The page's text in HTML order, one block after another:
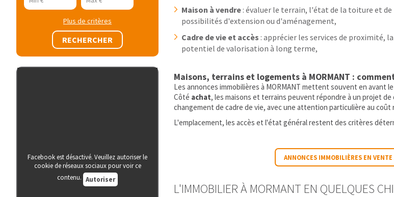
Plus de critères
Facebook est désactivé. Veuillez autoriser le
cookie de réseaux sociaux pour voir ce
contenu. Autoriser
Maison à vendre : évaluer le terrain, l'état de la toiture et de
possibilités d'extension ou d'aménagement,
Cadre de vie et accès : apprécier les services de proximité,
potentiel de valorisation à long terme,
Maisons, terrains et logements à MORMANT :
Les annonces immobilières à MORMANT mettent souvent en avant
Côté achat, les maisons et terrains peuvent répondre à un projet
changement de cadre de vie, avec une attention particulière au coût
L'emplacement, les accès et l'état général restent des critères
ANNONCES IMMOBILIÈRES EN
L'IMMOBILIER À MORMANT EN QUELQUES